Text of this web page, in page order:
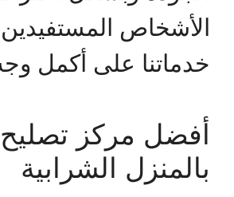
الأشخاص
خدماتنا على أكمل
أفضل مركز
بالمنزل الشرابية